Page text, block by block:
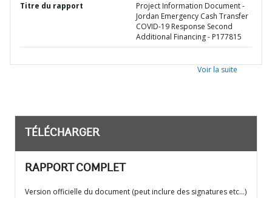
Titre du rapport
Project Information Document -
Jordan Emergency Cash Transfer
COVID-19 Response Second
Additional Financing - P177815
Voir la suite
TÉLÉCHARGER
RAPPORT COMPLET
Version officielle du document (peut inclure des signatures etc…)